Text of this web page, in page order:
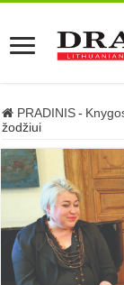
PRADINIS -
žodžiui